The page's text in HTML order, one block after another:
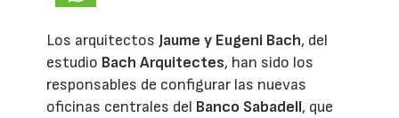
Los arquitectosJaume y Eugeni Bach, del
estudio Bach Arquitectes, han sido los
responsables de configurar las nuevas
oficinas centrales del Banco Sabadell, que